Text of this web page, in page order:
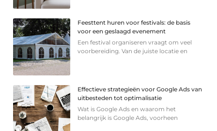
Feesttent huren voor festivals: de basis
voor een geslaagd evenement
Een festival organiseren vraagt om veel
voorbereiding. Van de juiste locatie en
Effectieve strategieën voor Google Ads van
uitbesteden tot optimalisatie
Wat is Google Ads en waarom het
belangrijk is Google Ads, voorheen